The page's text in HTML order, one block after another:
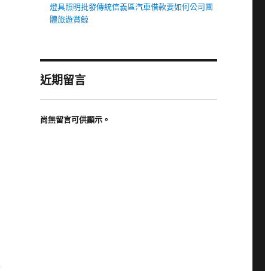
燈具照明批發傳統信義區汽車借款要如何公司團
體旅遊賞鯨
近期留言
尚無留言可供顯示。